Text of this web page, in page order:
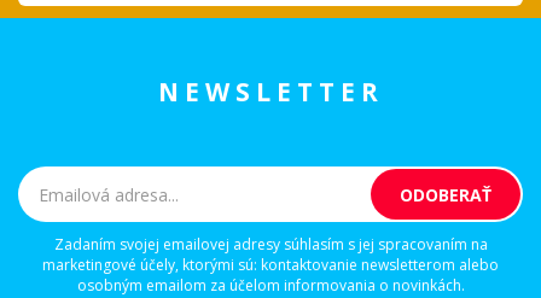
NEWSLETTER
Zadaním svojej emailovej adresy súhlasím s jej spracovaním na
marketingové účely, ktorými sú: kontaktovanie newsletterom alebo
osobným emailom za účelom informovania o novinkách.